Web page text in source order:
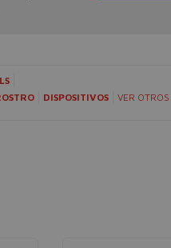
DISPOSITIVOS VER OTROS